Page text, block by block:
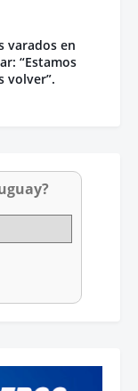
varados en
“Estamos
volver”.